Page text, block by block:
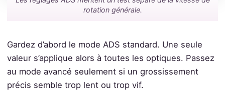
rotation générale.
Gardez d’abord le mode ADS standard. Une seule
valeur s’applique alors à toutes les optiques. Passez
au mode avancé seulement si un grossissement
précis semble trop lent ou trop vif.